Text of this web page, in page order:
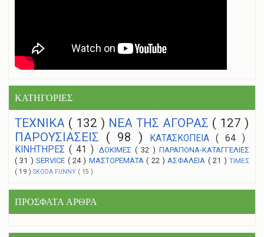
ΚΑΤΗΓΟΡΙΕΣ
ΤΕΧΝΙΚΑ ( 132 ) NEA THΣ ΑΓΟΡΑΣ ( 127 )
ΠΑΡΟΥΣΙΑΣΕΙΣ ( 98 ) ΚΑΤΑΣΚΟΠΕΙΑ ( 64 )
ΚΙΝΗΤΗΡΕΣ( 41 ) ΔΟΚΙΜΕΣ ( 32 ) ΠΑΡΑΠΟΝΑ-ΚΑΤΑΓΓΕΛΙΕΣ
( 31 )SERVICE ( 24 ) ΜΑΣΤΟΡΕΜΑΤΑ( 22 ) ΑΣΦΑΛΕΙΑ ( 21 )ΤΙΜΕΣ
( 19 ) SKODA FUNNY ( 15 )
ΠΡΟΣΦΑΤΑ ΑΡΘΡΑ